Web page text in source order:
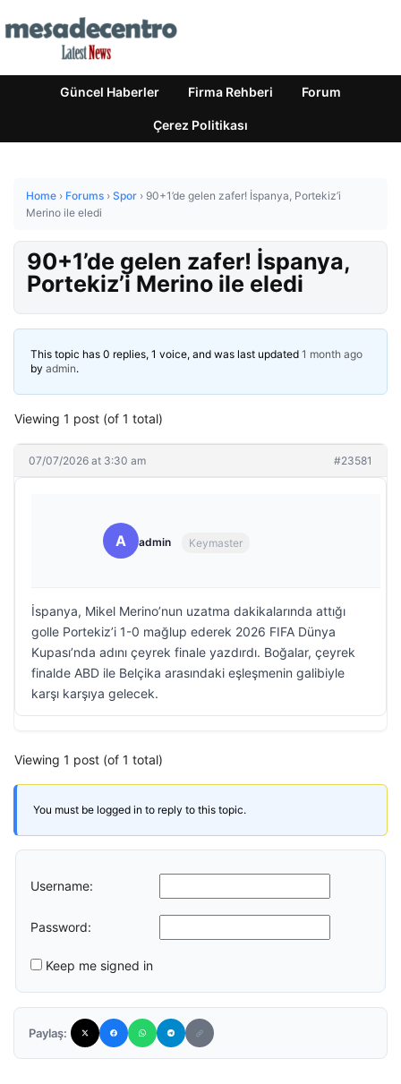
Güncel Haberler Firma Rehberi Forum
Çerez Politikası
Home › Forums › Spor › 90+1’de gelen zafer! İspanya, Portekiz’i
Merino ile eledi
90+1’de gelen zafer! İspanya,
Portekiz’i Merino ile eledi
This topic has 0 replies, 1 voice, and was last updated 1 month ago
by admin.
Viewing 1 post (of 1 total)
07/07/2026 at 3:30 am #23581
A admin Keymaster
İspanya, Mikel Merino’nun uzatma dakikalarında attığı
golle Portekiz’i 1-0 mağlup ederek 2026 FIFA Dünya
Kupası’nda adını çeyrek finale yazdırdı. Boğalar, çeyrek
finalde ABD ile Belçika arasındaki eşleşmenin galibiyle
karşı karşıya gelecek.
Viewing 1 post (of 1 total)
You must be logged in to reply to this topic.
Username:
Password:
Keep me signed in
Paylaş: